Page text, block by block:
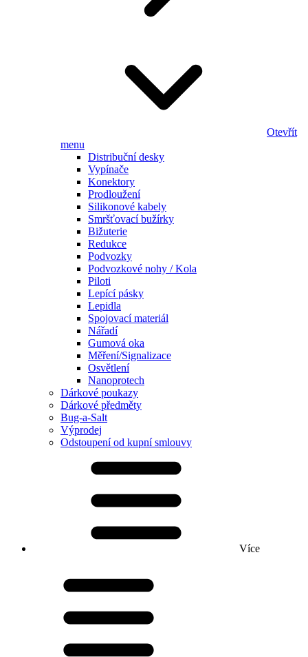
Otevřít
menu
Distribuční desky
Vypínače
Konektory
Prodloužení
Silikonové kabely
Smršťovací bužírky
Bižuterie
Redukce
Podvozky
Podvozkové nohy / Kola
Piloti
Lepící pásky
Lepidla
Spojovací materiál
Nářadí
Gumová oka
Měření/Signalizace
Osvětlení
Nanoprotech
Dárkové poukazy
Dárkové předměty
Bug-a-Salt
Výprodej
Odstoupení od kupní smlouvy
Více